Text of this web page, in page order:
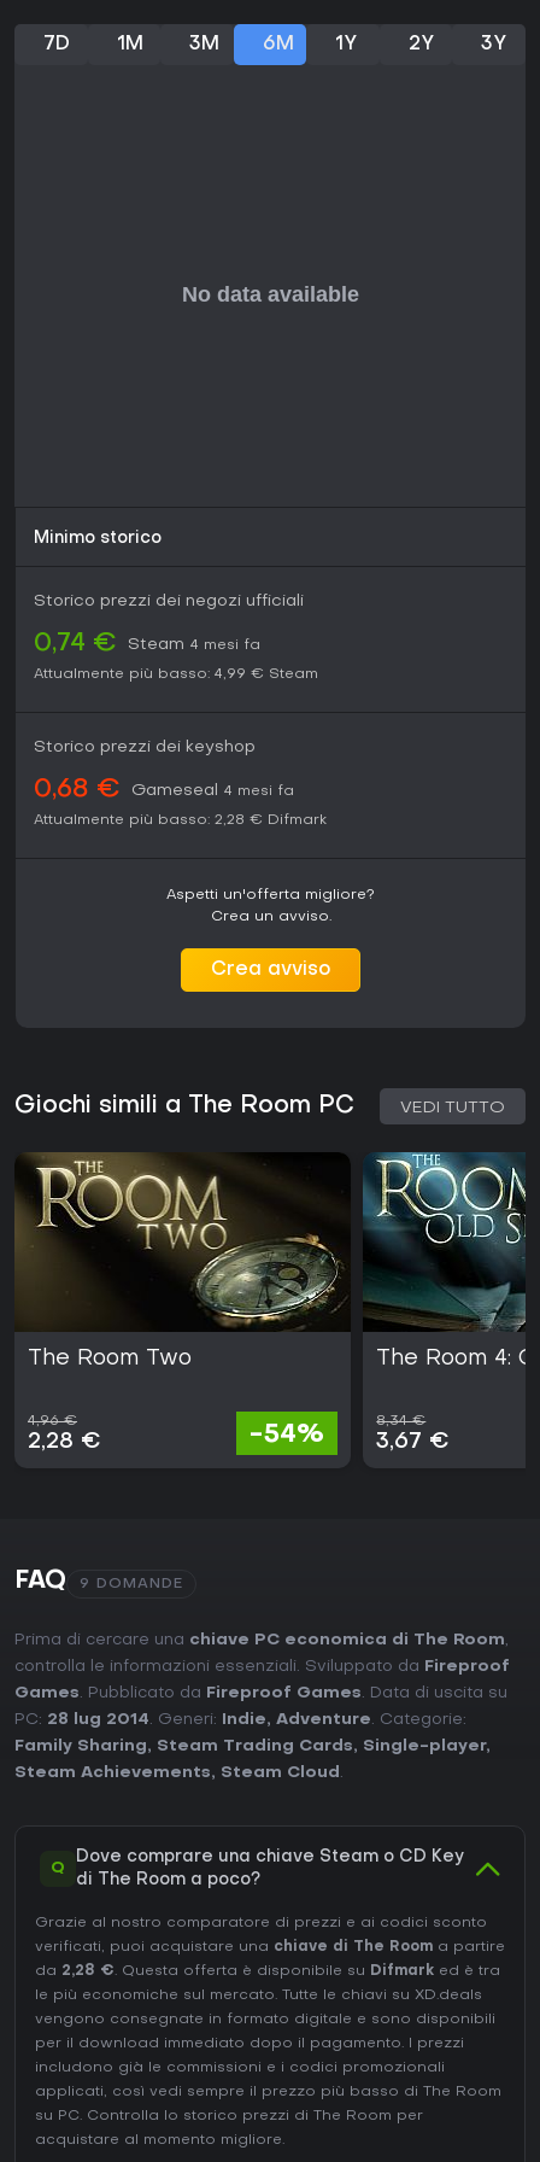
casual o i novizi del genere è un ottimo ingresso, anche se
7D 1M 3M 6M 1Y 2Y 3Y
Minimo storico
Storico prezzi dei negozi ufficiali
0,74 € Steam 4 mesi fa
Attualmente più basso: 4,99 € Steam
Storico prezzi dei keyshop
0,68 € Gameseal
4 mesi fa
Attualmente più basso: 2,28 € Difmark
Aspetti un'offerta migliore?
Crea un avviso.
Crea avviso
Giochi simili a The Room PC VEDI TUTTO
The Room Two
4,96 €
2,28 € -54%
The Room 4:
8,34 €
3,67 €
FAQ 9 DOMANDE
Prima di cercare una chiave PC economica di The Room,
controlla le informazioni essenziali. Sviluppato da
Fireproof
Games. Pubblicato da Fireproof Games. Data di uscita su
PC: 28 lug 2014. Generi: Indie, Adventure. Categorie:
Family Sharing, Steam Trading Cards, Single-player,
Steam Achievements, Steam Cloud .
Q
Dove comprare una chiave Steam o CD Key
di The Room a poco?
Grazie al nostro comparatore di prezzi e ai codici sconto
verificati, puoi acquistare una chiave di The Room a partire
da 2,28 €. Questa offerta è disponibile su Difmark ed è tra
le più economiche sul mercato. Tutte le chiavi su XD.deals
vengono consegnate in formato digitale e sono disponibili
per il download immediato dopo il pagamento. I prezzi
includono già le commissioni e i codici promozionali
applicati, così vedi sempre il prezzo più basso di The Room
su PC. Controlla lo storico prezzi di The Room per
acquistare al momento migliore.